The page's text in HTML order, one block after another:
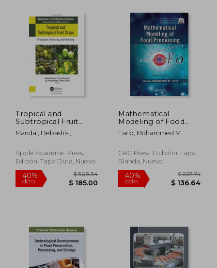
45%
dcto.
40%
dcto.
Tropical and
Subtropical Fruit
Crops: Production,
Processing, and
Mandal, Debashis ;
Phavaphutanon, Lop
Apple Academic Press, 1
Edición, Tapa Dura, Nuevo
Mathematical
Modeling of Food
Processing
(Contemporary Food
Inglés)
Farid, Mohammed M.
CRC Press, 1 Edición, Tapa
Blanda, Nuevo